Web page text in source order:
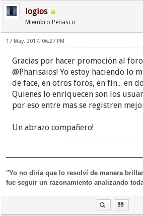
mentiras y técnicas de
utiliza el liderazgo de los
(y de otras sectas).
logios
Miembro Peñasco
17 May, 2017, 06:27 PM
Gracias por hacer promoción al
@Pharisaios! Yo estoy haciendo lo
de face, en otros foros, en fin... en
Quienes lo enriquecen son los
por eso entre mas se registren
Un abrazo compañero!
"Yo no diría que lo resolví de manera
fue seguir un razonamiento analizando